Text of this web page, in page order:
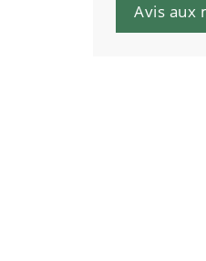
Avis aux